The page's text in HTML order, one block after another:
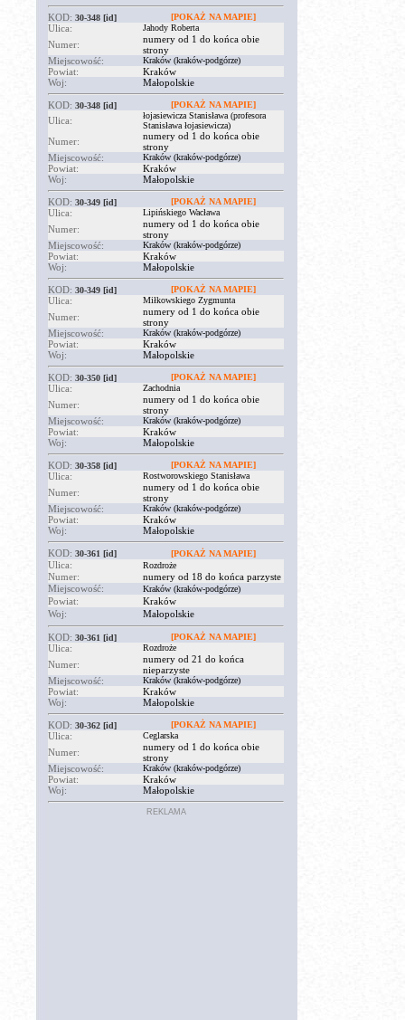
KOD: 30-348 [id] [POKAŻ NA MAPIE]
Ulica: Jahody Roberta
Numer:
numery od 1 do końca obie
strony
Miejscowość:
Kraków (kraków-podgórze)
Powiat:
Kraków
Woj:
Małopolskie
KOD: 30-348 [id] [POKAŻ NA MAPIE]
Ulica:
łojasiewicza Stanisława (profesora
Stanisława łojasiewicza)
Numer:
numery od 1 do końca obie
strony
Miejscowość:
Kraków (kraków-podgórze)
Powiat:
Kraków
Woj:
Małopolskie
KOD: 30-349 [id] [POKAŻ NA MAPIE]
Ulica: Lipińskiego Wacława
Numer:
numery od 1 do końca obie
strony
Miejscowość:
Kraków (kraków-podgórze)
Powiat:
Kraków
Woj:
Małopolskie
KOD: 30-349 [id] [POKAŻ NA MAPIE]
Ulica: Miłkowskiego Zygmunta
Numer:
numery od 1 do końca obie
strony
Miejscowość:
Kraków (kraków-podgórze)
Powiat:
Kraków
Woj:
Małopolskie
KOD: 30-350 [id] [POKAŻ NA MAPIE]
Ulica: Zachodnia
Numer:
numery od 1 do końca obie
strony
Miejscowość:
Kraków (kraków-podgórze)
Powiat:
Kraków
Woj:
Małopolskie
KOD: 30-358 [id] [POKAŻ NA MAPIE]
Ulica: Rostworowskiego Stanisława
Numer:
numery od 1 do końca obie
strony
Miejscowość:
Kraków (kraków-podgórze)
Powiat:
Kraków
Woj:
Małopolskie
KOD: 30-361 [id] [POKAŻ NA MAPIE]
Ulica: Rozdroże
Numer:
numery od 18 do końca parzyste
Miejscowość:
Kraków (kraków-podgórze)
Powiat:
Kraków
Woj:
Małopolskie
KOD: 30-361 [id] [POKAŻ NA MAPIE]
Ulica: Rozdroże
Numer:
numery od 21 do końca
nieparzyste
Miejscowość:
Kraków (kraków-podgórze)
Powiat:
Kraków
Woj:
Małopolskie
KOD: 30-362 [id] [POKAŻ NA MAPIE]
Ulica: Ceglarska
Numer:
numery od 1 do końca obie
strony
Miejscowość:
Kraków (kraków-podgórze)
Powiat:
Kraków
Woj:
Małopolskie
REKLAMA